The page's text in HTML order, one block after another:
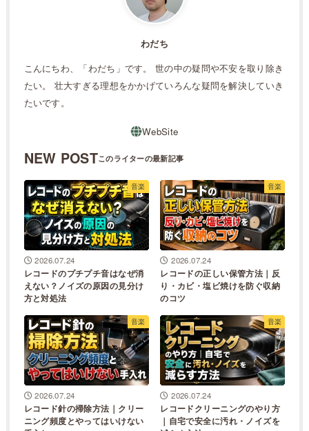
わだち
こんにちわ、「わだち」です。 世の中の疑問や不安を取り除き
たい。 壮大すぎる理想をかかげていろんな疑問を解決していき
たいです。
NEW POST
音楽
2026.07.24
レコードのプチプチ音はなぜ消
えない？ノイズの原因の見分け
方と対処法
音楽
2026.07.24
レコードの正しい保管方法｜反
り・カビ・塩ビ焼けを防ぐ収納
のコツ
音楽
2026.07.24
レコード針の掃除方法｜クリー
ニング頻度とやってはいけない
音楽
2026.07.24
レコードクリーニングのやり方
｜自宅で安全に汚れ・ノイズを